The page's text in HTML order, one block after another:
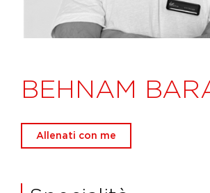
BEHNAM
Allenati con me